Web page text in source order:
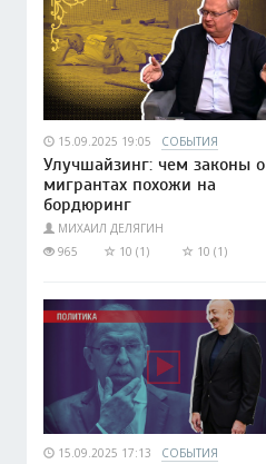
15.09.2025 19:05 СОБЫТИЯ
Улучшайзинг: чем законы о
мигрантах похожи на
бордюринг
МИХАИЛ ДЕЛЯГИН
965
10 (1) 10 (1)
15.09.2025 17:13 СОБЫТИЯ